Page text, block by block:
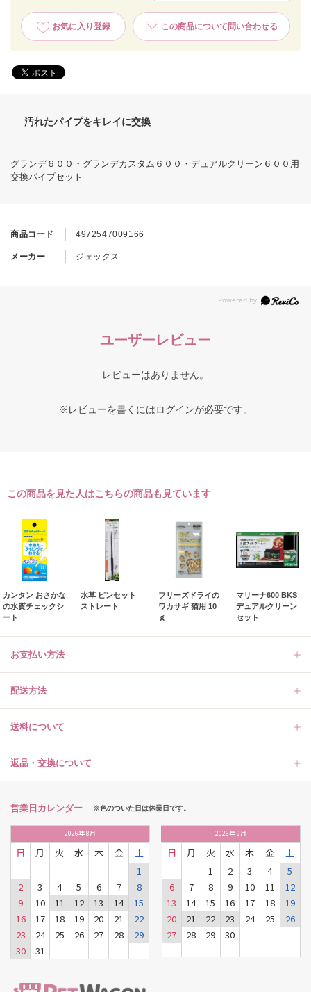
お気に入り登録 この商品について問い合わせる
商品コード 4972547009166
メーカー ジェックス
汚れたパイプをキレイに交換
グランデ６００・グランデカスタム６００・デュアルクリーン６００用
交換パイプセット
ユーザーレビュー
レビューはありません。
※レビューを書くにはログインが必要です。
この商品を見た人はこちらの商品も見ています
カンタン おさかな
の水質チェックシ
ート
水草 ピンセット
ストレート
フリーズドライの
ワカサギ 猫用 10
ｇ
マリーナ600 BKS
デュアルクリーン
セット
お支払い方法
配送方法
送料について
返品・交換について
営業日カレンダー ※色のついた日は休業日です。
2026年8月
日 月 火 水 木 金
土
1
2
3 4 5 6 7
8
9
10 11 12 13 14
15
16
17 18 19 20 21
22
23
24 25 26 27 28
29
30
31
2026年9月
日 月 火 水 木 金
土
1
2 3 4
5
6
7 8 9 10 11
12
13
14 15 16 17 18
19
20
21 22 23 24 25
26
27
28 29 30